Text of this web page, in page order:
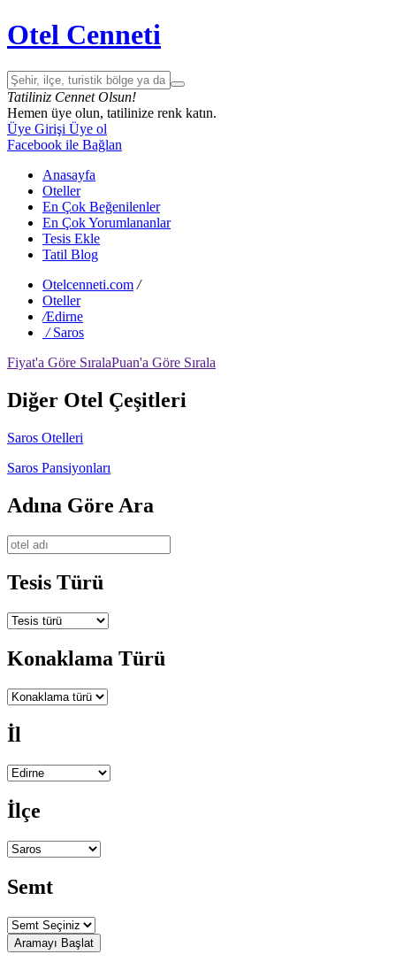
Otel Cenneti
Tatiliniz Cennet Olsun!
Hemen üye olun, tatilinize renk katın.
Üye Girişi Üye ol
Facebook ile Bağlan
Anasayfa
Oteller
En Çok Beğenilenler
En Çok Yorumlananlar
Tesis Ekle
Tatil Blog
Otelcenneti.com /
Oteller
/Edirne
/ Saros
Fiyat'a Göre SıralaPuan'a Göre Sırala
Diğer Otel Çeşitleri
Saros Otelleri
Saros Pansiyonları
Adına Göre Ara
Tesis Türü
Konaklama Türü
İl
İlçe
Semt